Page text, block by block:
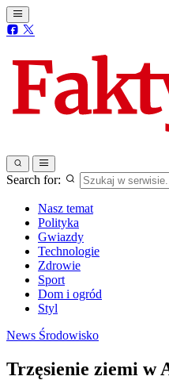
Search for:
Nasz temat
Polityka
Gwiazdy
Technologie
Zdrowie
Sport
Dom i ogród
Styl
News Środowisko
Trzęsienie ziemi w